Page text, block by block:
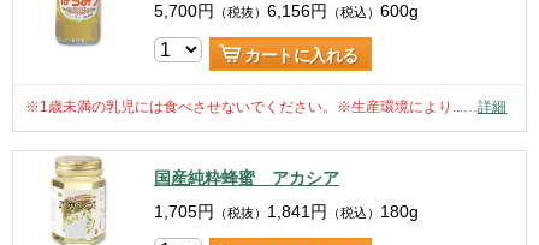
5,700円 （税抜） 6,156円 （税込） 600g
カートに入れる
※1歳未満の乳児には食べさせないでください。※生産環境により...…詳細
国産純粋蜂蜜 アカシア
1,705円 （税抜） 1,841 円 （税込） 180g